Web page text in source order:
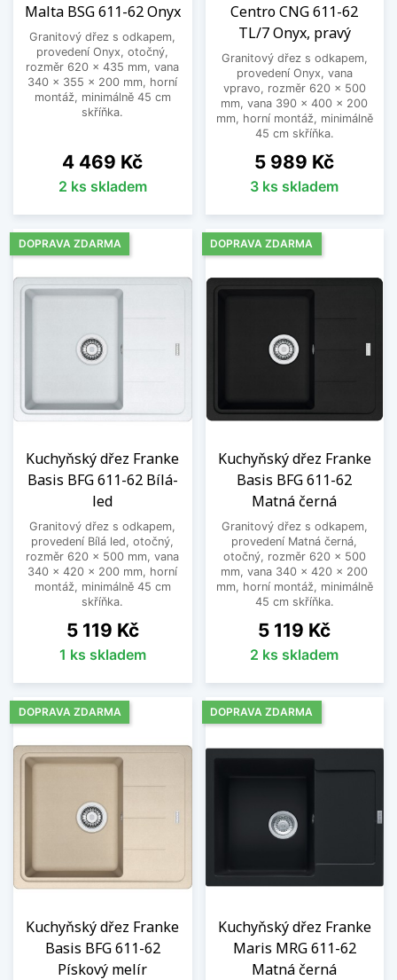
Malta BSG 611-62 Onyx
Granitový dřez s odkapem,
provedení Onyx, otočný,
rozměr 620 x 435 mm, vana
340 x 355 x 200 mm, horní
montáž, minimálně 45 cm
skříňka.
Cena
4 469 Kč
2 ks skladem
Centro CNG 611-62
TL/7 Onyx, pravý
Granitový dřez s odkapem,
provedení Onyx, vana
vpravo, rozměr 620 x 500
mm, vana 390 x 400 x 200
mm, horní montáž, minimálně
45 cm skříňka.
Cena
5 989 Kč
3 ks skladem
Kuchyňský dřez Franke
Basis BFG 611-62 Bílá-
led
Granitový dřez s odkapem,
provedení Bílá led, otočný,
rozměr 620 x 500 mm, vana
340 x 420 x 200 mm, horní
montáž, minimálně 45 cm
skříňka.
Cena
5 119 Kč
1 ks skladem
DOPRAVA ZDARMA
Kuchyňský dřez Franke
Basis BFG 611-62
Matná černá
Granitový dřez s odkapem,
provedení Matná černá,
otočný, rozměr 620 x 500
mm, vana 340 x 420 x 200
mm, horní montáž, minimálně
45 cm skříňka.
Cena
5 119 Kč
2 ks skladem
DOPRAVA ZDARMA
Kuchyňský dřez Franke
Basis BFG 611-62
Pískový melír
DOPRAVA ZDARMA
Kuchyňský dřez Franke
Maris MRG 611-62
Matná černá
DOPRAVA ZDARMA